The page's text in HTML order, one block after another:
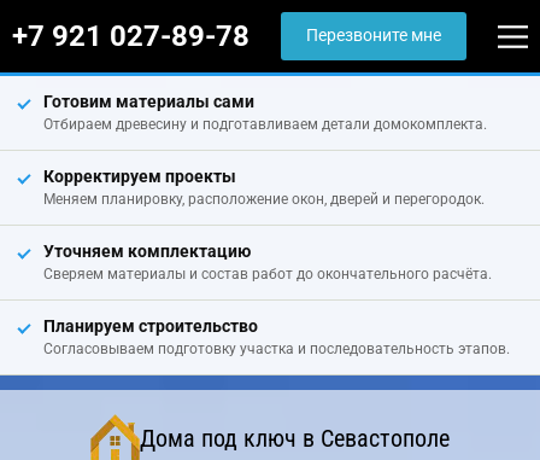
+7 921 027-89-78 Перезвоните мне
Готовим материалы сами
Отбираем древесину и подготавливаем детали домокомплекта.
Корректируем проекты
Меняем планировку, расположение окон, дверей и перегородок.
Уточняем комплектацию
Сверяем материалы и состав работ до окончательного расчёта.
Планируем строительство
Согласовываем подготовку участка и последовательность этапов.
Дома под ключ в Севастополе